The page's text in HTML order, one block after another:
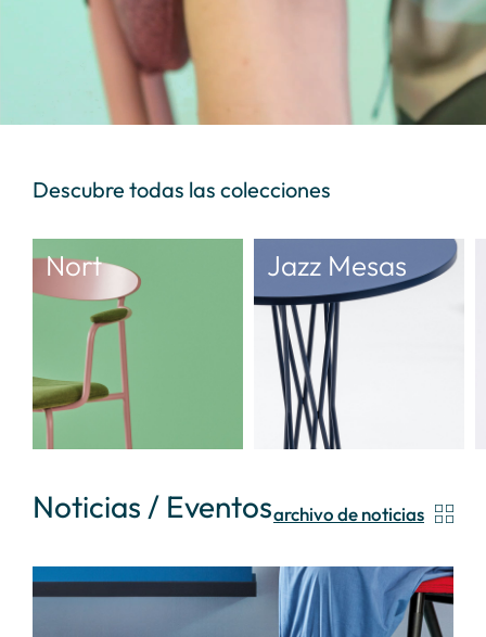
Descubre todas las colecciones
Nort Jazz Mesas
Noticias / Eventosarchivo de noticias